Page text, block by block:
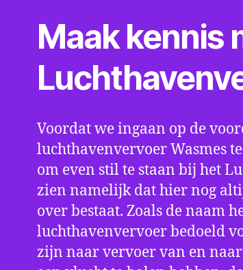
Maak kennis
Voordat we ingaan op de
luchthavenvervoer Wasmes
om even stil te staan bij het
zien namelijk dat hier nog
over bestaat. Zoals de naam
luchthavenvervoer bedoeld
zijn naar vervoer van en